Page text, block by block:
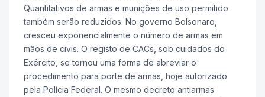
Quantitativos de armas e munições de uso permitido
também serão reduzidos. No governo Bolsonaro,
cresceu exponencialmente o número de armas em
mãos de civis. O registo de CACs, sob cuidados do
Exército, se tornou uma forma de abreviar o
procedimento para porte de armas, hoje autorizado
pela Polícia Federal. O mesmo decreto antiarmas